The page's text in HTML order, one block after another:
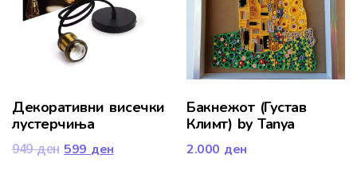
Декоративни висечки
лустерчиња
949ден 599 ден
Бакнежот (Густав
Климт) by Tanya
2.000 ден